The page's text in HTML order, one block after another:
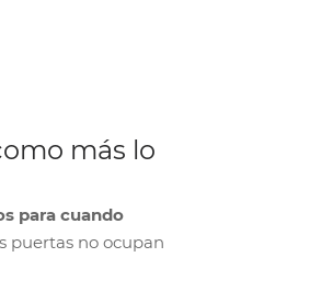
más lo
para cuando
puertas no ocupan